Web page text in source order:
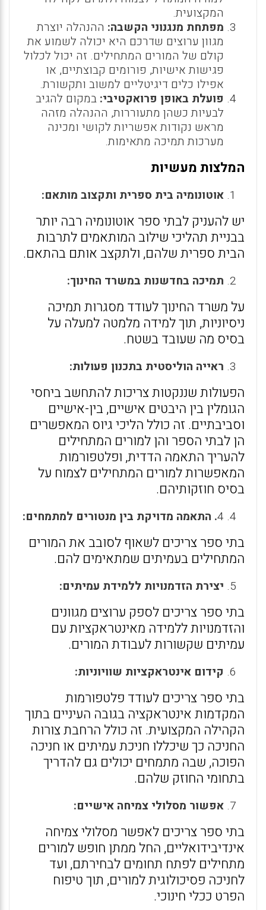
המקצועית.
מפתחת מנגנוני הקשבה: ההנהלה יוצרת
מגוון ערוצים שדרכם היא יכולה לשמוע את
קולם של המורים המתחילים. זה יכול לכלול
פגישות אישיות, פורומים קבוצתיים, או
אפילו כלים דיגיטליים למשוב ותקשורת.
פועלת באופן פרואקטיבי: במקום להגיב
לבעיות כשהן מתעוררות, ההנהלה מזהה
מראש נקודות אפשריות לקושי ומכינה
מערכות תמיכה מתאימות.
המלצות מעשיות
אוטונומיה בית ספרית ותקצוב מותאם:
יש להעניק לבתי ספר אוטונומיה רבה יותר
בבניית תהליכי שילוב המותאמים לתרבות
הבית ספרית שלהם, ולתקצב אותם בהתאם.
תמיכה בחדשנות במשרד החינוך:
על משרד החינוך לעודד מסגרות תמיכה
ניסיוניות, תוך למידה מלמטה למעלה על
בסיס מה שעובד בשטח.
ראייה הוליסטית בתכנון פעולות:
הפעולות שננקטות צריכות להתחשב ביחסי
הגומלין בין היבטים אישיים, בין-אישיים
וסביבתיים. זה כולל הליכי גיוס המאפשרים
הן לבתי הספר והן למורים המתחילים
להעריך התאמה הדדית, ופלטפורמות
המאפשרות למורים המתחילים לצמוח על
בסיס חוזקותיהם.
4. התאמה מדויקת בין מנטורים למתמחים:
בתי ספר צריכים לשאוף לסובב את המורים
המתחילים בעמיתים שמתאימים להם.
יצירת הזדמנויות ללמידת עמיתים:
בתי ספר צריכים לספק ערוצים מגוונים
והזדמנויות ללמידה מאינטראקציות עם
עמיתים שקשורות לעבודת המורים.
קידום אינטראקציות שוויוניות:
בתי ספר צריכים לעודד פלטפורמות
המקדמות אינטראקציה בגובה העיניים בתוך
הקהילה המקצועית. זה כולל הרחבת צורות
החניכה כך שיכללו חניכת עמיתים או חניכה
הפוכה, שבה מתמחים יכולים גם להדריך
בתחומי החוזק שלהם.
אפשור מסלולי צמיחה אישיים:
בתי ספר צריכים לאפשר מסלולי צמיחה
אינדיבידואליים, החל ממתן חופש למורים
מתחילים לפתח תחומים לבחירתם, ועד
לחניכה פסיכולוגית למורים, תוך טיפוח
הפרט ככלי חינוכי.